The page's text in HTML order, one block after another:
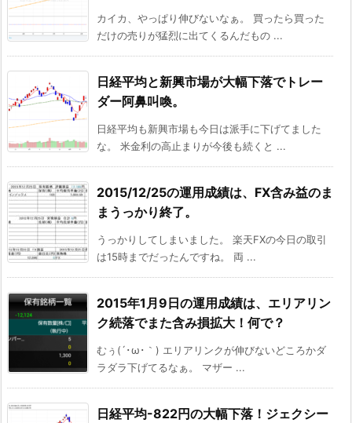
カイカ、やっぱり伸びないなぁ。 買ったら買った
だけの売りが猛烈に出てくるんだもの ...
日経平均と新興市場が大幅下落でトレー
ダー阿鼻叫喚。
日経平均も新興市場も今日は派手に下げてました
な。 米金利の高止まりが今後も続くと ...
2015/12/25の運用成績は、FX含み益のま
まうっかり終了。
うっかりしてしまいました。 楽天FXの今日の取引
は15時までだったんですね。 両 ...
2015年1月9日の運用成績は、エリアリン
ク続落でまた含み損拡大！何で？
むぅ(´･ω･｀) エリアリンクが伸びないどころかダ
ラダラ下げてるなぁ。 マザー ...
日経平均-822円の大幅下落！ジェクシー